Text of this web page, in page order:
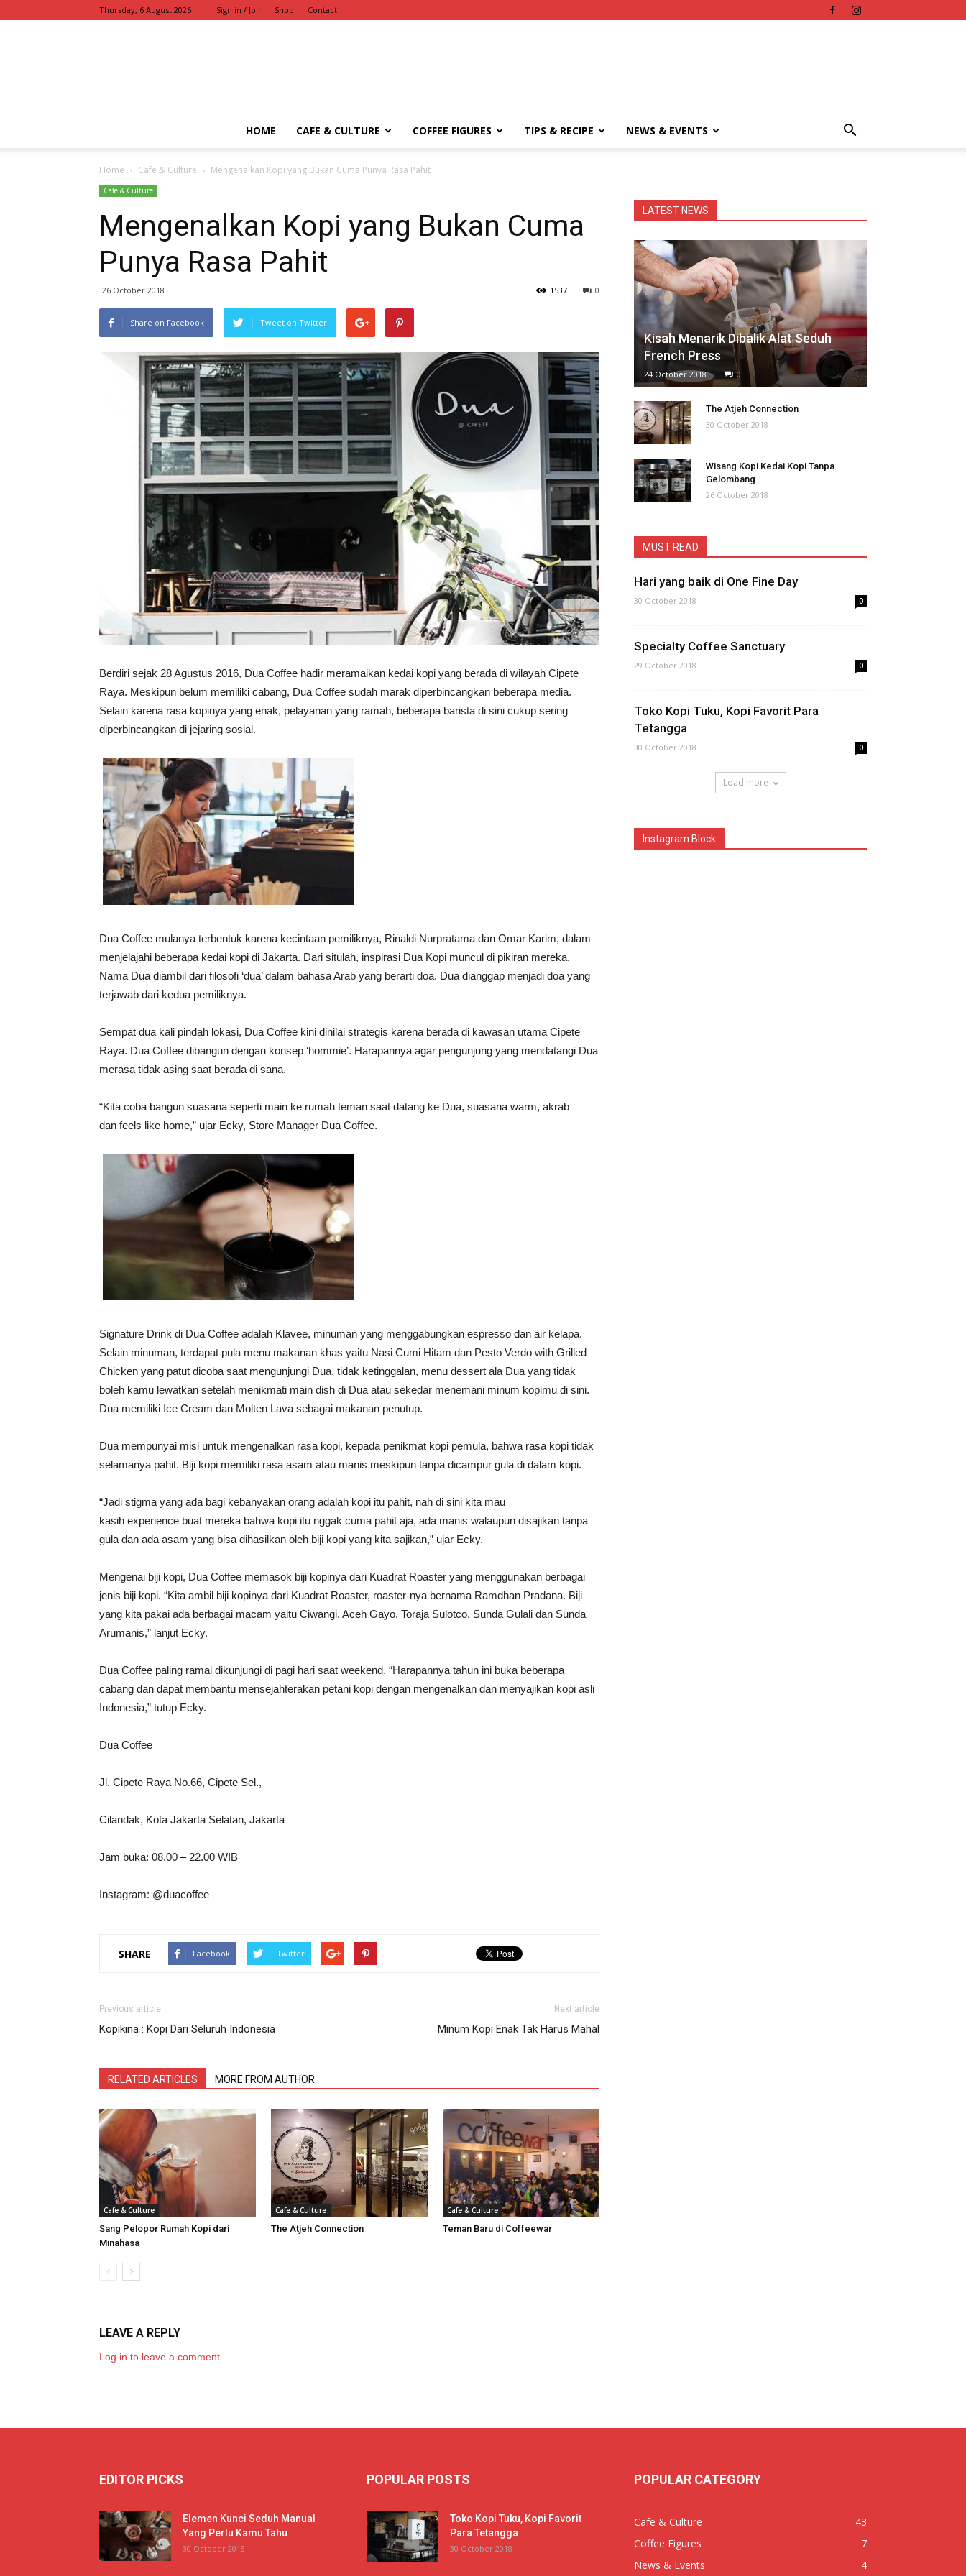
Thursday, 6 August 2026 Sign in / Join Shop Contact
HOME CAFE & CULTURE COFFEE FIGURES TIPS & RECIPE NEWS & EVENTS
Home Cafe & Culture Mengenalkan Kopi yang Bukan Cuma Punya Rasa Pahit
Cafe & Culture
Mengenalkan Kopi yang Bukan Cuma
Punya Rasa Pahit
26 October 2018 0
1537
Share on Facebook Tweet on Twitter
Berdiri sejak 28 Agustus 2016, Dua Coffee hadir meramaikan kedai kopi yang berada di wilayah Cipete
Raya. Meskipun belum memiliki cabang, Dua Coffee sudah marak diperbincangkan beberapa media.
Selain karena rasa kopinya yang enak, pelayanan yang ramah, beberapa barista di sini cukup sering
diperbincangkan di jejaring sosial.
Dua Coffee mulanya terbentuk karena kecintaan pemiliknya, Rinaldi Nurpratama dan Omar Karim, dalam
menjelajahi beberapa kedai kopi di Jakarta. Dari situlah, inspirasi Dua Kopi muncul di pikiran mereka.
Nama Dua diambil dari filosofi ‘dua’ dalam bahasa Arab yang berarti doa. Dua dianggap menjadi doa yang
terjawab dari kedua pemiliknya.
Sempat dua kali pindah lokasi, Dua Coffee kini dinilai strategis karena berada di kawasan utama Cipete
Raya. Dua Coffee dibangun dengan konsep ‘hommie’. Harapannya agar pengunjung yang mendatangi Dua
merasa tidak asing saat berada di sana.
“Kita coba bangun suasana seperti main ke rumah teman saat datang ke Dua, suasana warm, akrab
dan feels like home,” ujar Ecky, Store Manager Dua Coffee.
Signature Drink di Dua Coffee adalah Klavee, minuman yang menggabungkan espresso dan air kelapa.
Selain minuman, terdapat pula menu makanan khas yaitu Nasi Cumi Hitam dan Pesto Verdo with Grilled
Chicken yang patut dicoba saat mengunjungi Dua. tidak ketinggalan, menu dessert ala Dua yang tidak
boleh kamu lewatkan setelah menikmati main dish di Dua atau sekedar menemani minum kopimu di sini.
Dua memiliki Ice Cream dan Molten Lava sebagai makanan penutup.
Dua mempunyai misi untuk mengenalkan rasa kopi, kepada penikmat kopi pemula, bahwa rasa kopi tidak
selamanya pahit. Biji kopi memiliki rasa asam atau manis meskipun tanpa dicampur gula di dalam kopi.
“Jadi stigma yang ada bagi kebanyakan orang adalah kopi itu pahit, nah di sini kita mau
kasih experience buat mereka bahwa kopi itu nggak cuma pahit aja, ada manis walaupun disajikan tanpa
gula dan ada asam yang bisa dihasilkan oleh biji kopi yang kita sajikan,” ujar Ecky.
Mengenai biji kopi, Dua Coffee memasok biji kopinya dari Kuadrat Roaster yang menggunakan berbagai
jenis biji kopi. “Kita ambil biji kopinya dari Kuadrat Roaster, roaster-nya bernama Ramdhan Pradana. Biji
yang kita pakai ada berbagai macam yaitu Ciwangi, Aceh Gayo, Toraja Sulotco, Sunda Gulali dan Sunda
Arumanis,” lanjut Ecky.
Dua Coffee paling ramai dikunjungi di pagi hari saat weekend. “Harapannya tahun ini buka beberapa
cabang dan dapat membantu mensejahterakan petani kopi dengan mengenalkan dan menyajikan kopi asli
Indonesia,” tutup Ecky.
Dua Coffee
Jl. Cipete Raya No.66, Cipete Sel.,
Cilandak, Kota Jakarta Selatan, Jakarta
Jam buka: 08.00 – 22.00 WIB
Instagram: @duacoffee
SHARE Facebook Twitter
Previous article
Kopikina : Kopi Dari Seluruh Indonesia
Next article
Minum Kopi Enak Tak Harus Mahal
RELATED ARTICLES MORE FROM AUTHOR
Cafe & Culture
Sang Pelopor Rumah Kopi dari
Minahasa
Cafe & Culture
The Atjeh Connection
Cafe & Culture
Teman Baru di Coffeewar
LEAVE A REPLY
Log in to leave a comment
LATEST NEWS
Kisah Menarik Dibalik Alat Seduh
French Press
24 October 2018 0
The Atjeh Connection
30 October 2018
Wisang Kopi Kedai Kopi Tanpa
Gelombang
26 October 2018
MUST READ
Hari yang baik di One Fine Day
30 October 2018 0
Specialty Coffee Sanctuary
29 October 2018 0
Toko Kopi Tuku, Kopi Favorit Para
Tetangga
30 October 2018 0
Load more
Instagram Block
EDITOR PICKS
Elemen Kunci Seduh Manual
Yang Perlu Kamu Tahu
30 October 2018
POPULAR POSTS
Toko Kopi Tuku, Kopi Favorit
Para Tetangga
30 October 2018
POPULAR CATEGORY
Cafe & Culture
43
Coffee Figures
7
News & Events
4